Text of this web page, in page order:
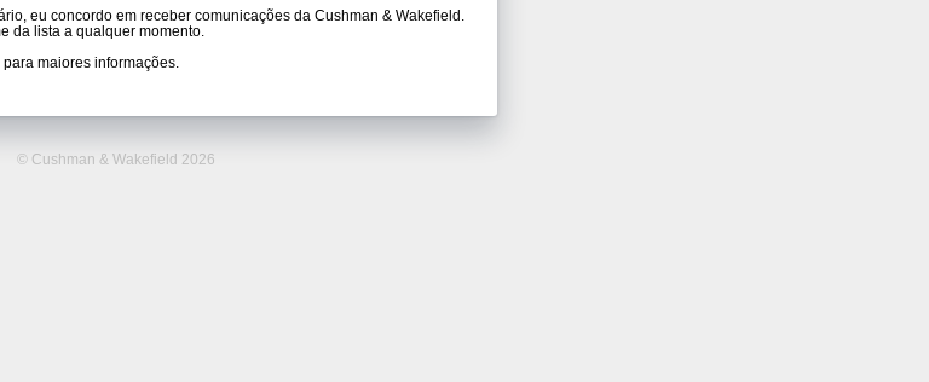
eu concordo em receber comunicações da Cushman & Wakefield.
da lista a qualquer momento.
para maiores informações.
© Cushman & Wakefield 2026